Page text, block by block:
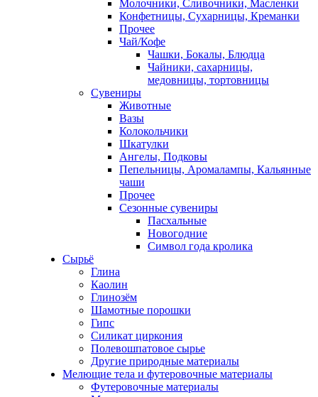
Молочники, Сливочники, Масленки
Конфетницы, Сухарницы, Креманки
Прочее
Чай/Кофе
Чашки, Бокалы, Блюдца
Чайники, сахарницы,
медовницы, тортовницы
Сувениры
Животные
Вазы
Колокольчики
Шкатулки
Ангелы, Подковы
Пепельницы, Аромалампы, Кальянные
чаши
Прочее
Сезонные сувениры
Пасхальные
Новогодние
Символ года кролика
Сырьё
Глина
Каолин
Глинозём
Шамотные порошки
Гипс
Силикат циркония
Полевошпатовое сырье
Другие природные материалы
Мелющие тела и футеровочные материалы
Футеровочные материалы